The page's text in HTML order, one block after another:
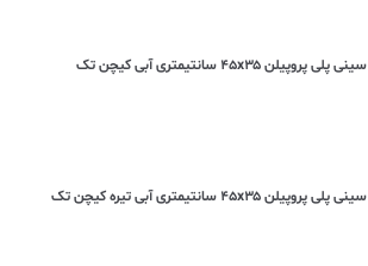
سینی پلی پروپیلن ۴۵x۳۵ سانتیمتری آبی کیچن تک
سینی پلی پروپیلن ۴۵x۳۵ سانتیمتری آبی تیره کیچن تک